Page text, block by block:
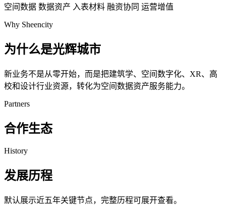
空间数据 数据资产 入表材料 融资协同 运营增值
Why Sheencity
为什么是光辉城市
新业务不是从零开始，而是把建筑学、空间数字化、XR、高
校和设计行业资源，转化为空间数据资产服务能力。
Partners
合作生态
History
发展历程
默认展示近五年关键节点，完整历程可展开查看。